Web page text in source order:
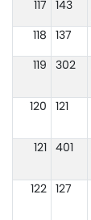
117
143
118
137
119
302
120
121
121
401
122
127